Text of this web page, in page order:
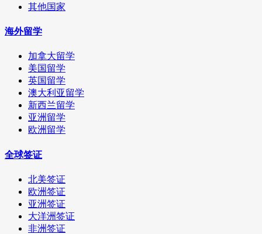
其他国家
海外留学
加拿大留学
美国留学
英国留学
澳大利亚留学
新西兰留学
亚洲留学
欧洲留学
全球签证
北美签证
欧洲签证
亚洲签证
大洋洲签证
非洲签证